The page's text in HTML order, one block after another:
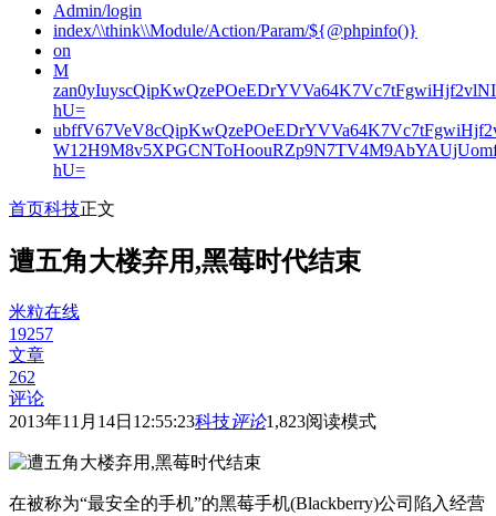
Admin/login
index/\\think\\Module/Action/Param/${@phpinfo()}
on
M
hU=
hU=
首页科技正文
遭五角大楼弃用,黑莓时代结束
米粒在线
19257
文章
262
评论
2013年11月14日12:55:23科技评论1,823阅读模式
在被称为“最安全的手机”的黑莓手机(Blackberry)公司陷入经营